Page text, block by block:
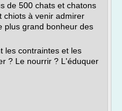
de 500 chats et chatons
chiots à venir admirer
plus grand bonheur des
les contraintes et les
? Le nourrir ? L'éduquer